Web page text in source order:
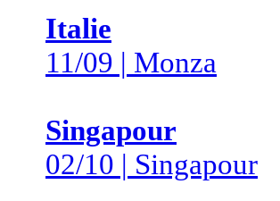
Italie
11/09 | Monza
Singapour
02/10 | Singapour